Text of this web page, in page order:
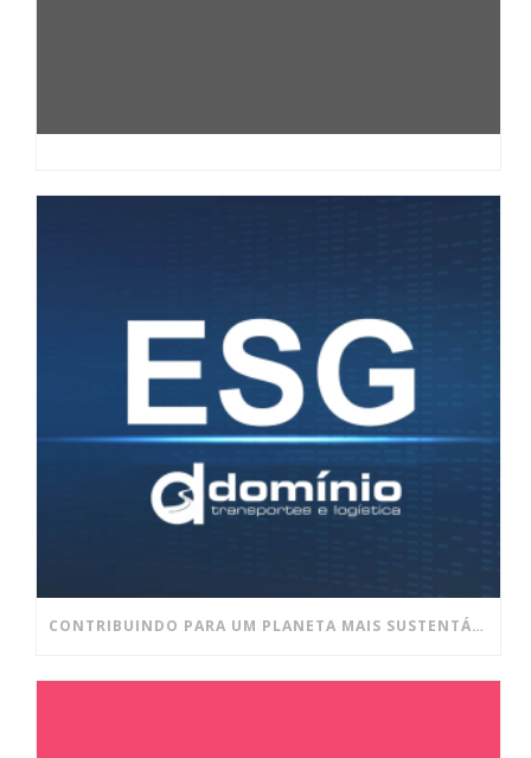
CONTRIBUINDO PARA UM PLANETA MAIS SUSTENTÁVEL E UM AMBIENTE DE TRABALHO MAIS SAUDÁVEL!